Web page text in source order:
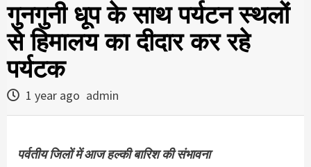
गुनगुनी धूप के साथ पर्यटन स्थलों
से हिमालय का दीदार कर रहे
पर्यटक
1 year ago admin
पर्वतीय जिलों में आज हल्की बारिश की संभावना